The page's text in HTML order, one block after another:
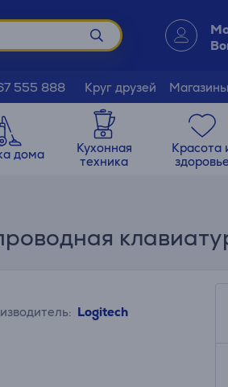
555 888 Круг друзей Магазины
дома
Кухонная
техника
Красота
здоровье
Logitech